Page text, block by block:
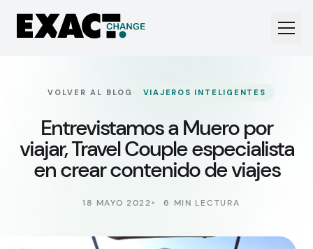
VOLVER AL BLOG · VIAJEROS INTELIGENTES
Entrevistamos a Muero por
viajar, Travel Couple especialista
en crear contenido de viajes
18 MAYO 2022 6 MIN LECTURA